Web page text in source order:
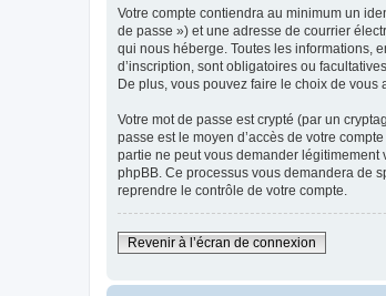
Votre compte contiendra au minimum un
de passe ») et une adresse de courrier
qui nous héberge. Toutes les informations,
d’inscription, sont obligatoires ou
De plus, vous pouvez faire le choix de
Votre mot de passe est crypté (par un
passe est le moyen d’accès de votre
partie ne peut vous demander légitimement
phpBB. Ce processus vous demandera de
reprendre le contrôle de votre compte.
Revenir à l’écran de connexion